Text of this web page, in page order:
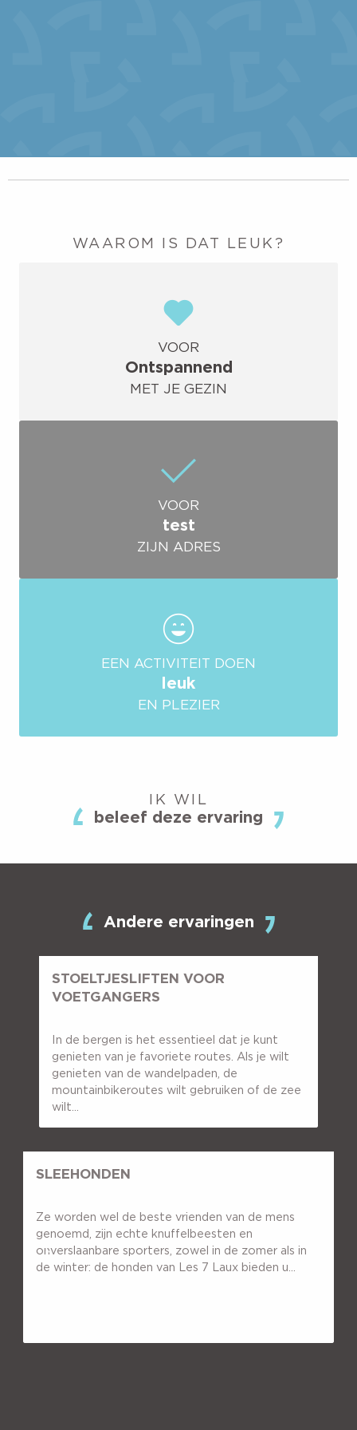
WAAROM IS DAT LEUK?
VOOR
Ontspannend
MET JE GEZIN
VOOR
test
ZIJN ADRES
EEN ACTIVITEIT DOEN
leuk
EN PLEZIER
IK WIL
beleef deze ervaring
Andere ervaringen
STOELTJESLIFTEN VOOR
VOETGANGERS
In de bergen is het essentieel dat je kunt
genieten van je favoriete routes. Als je wilt
genieten van de wandelpaden, de
mountainbikeroutes wilt gebruiken of de zee
wilt...
SLEEHONDEN
Ze worden wel de beste vrienden van de mens
genoemd, zijn echte knuffelbeesten en
onverslaanbare sporters, zowel in de zomer als in
de winter: de honden van Les 7 Laux bieden u...